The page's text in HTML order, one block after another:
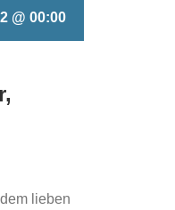
@ 00:00
lieben